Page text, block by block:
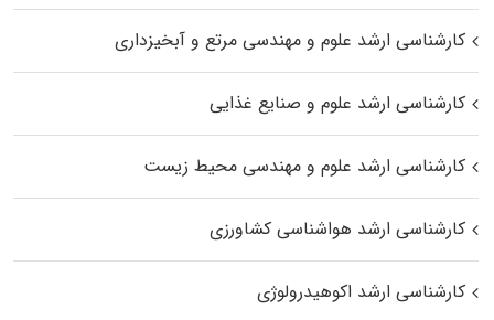
کارشناسی ارشد علوم و مهندسی مرتع و آبخیزداری
کارشناسی ارشد علوم و صنایع غذایی
کارشناسی ارشد علوم و مهندسی محیط زیست
کارشناسی ارشد هواشناسی کشاورزی
کارشناسی ارشد اکوهیدرولوژی